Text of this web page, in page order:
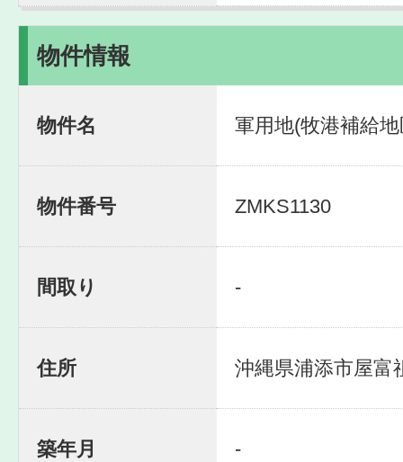
物件情報
物件名 軍用地(牧港補給
物件番号 ZMKS1130
間取り -
住所 沖縄県浦添市屋富
築年月 -